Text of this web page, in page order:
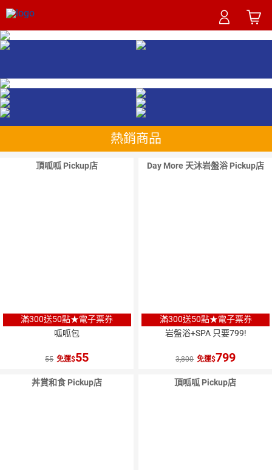
熱銷商品
頂呱呱 Pickup店
滿300送50點★電子票券
呱呱包
55 免運 55
Day More 天沐岩盤浴 Pickup店
滿300送50點★電子票券
岩盤浴+SPA 只要799!
3,800 免運 799
丼賞和食 Pickup店 頂呱呱 Pickup店